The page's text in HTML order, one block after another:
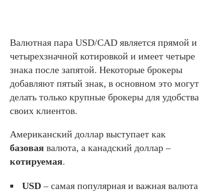
Валютная пара USD/CAD является прямой и
четырехзначной котировкой и имеет четыре
знака после запятой. Некоторые брокеры
добавляют пятый знак, в основном это могут
делать только крупные брокеры для удобства
своих клиентов.
Американский доллар выступает как
базовая валюта, а канадский доллар –
котируемая.
USD– самая популярная и важная валюта